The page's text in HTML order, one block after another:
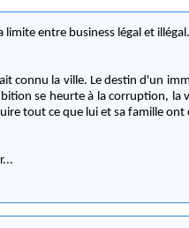
entre business légal et illégal.
connu la ville. Le destin d'un
se heurte à la corruption, la
tout ce que lui et sa famille